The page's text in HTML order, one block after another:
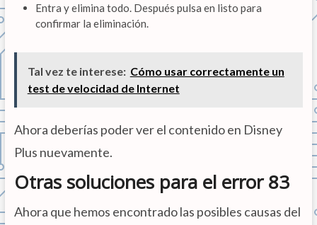
Entra y elimina todo. Después pulsa en listo para
confirmar la eliminación.
Tal vez te interese: Cómo usar correctamente un
test de velocidad de Internet
Ahora deberías poder ver el contenido en Disney
Plus nuevamente.
Otras soluciones para el error 83
Ahora que hemos encontrado las posibles causas del